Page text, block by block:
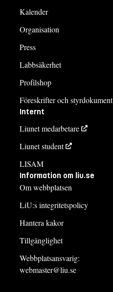
Kalender
Organisation
Press
Labbsäkerhet
Profilshop
Föreskrifter och styrdokument
Internt
Liunet medarbetare
Liunet student
LISAM
Information om liu.se
Om webbplatsen
LiU:s integritetspolicy
Hantera kakor
Tillgänglighet
Webbplatsansvarig:
webmaster@liu.se